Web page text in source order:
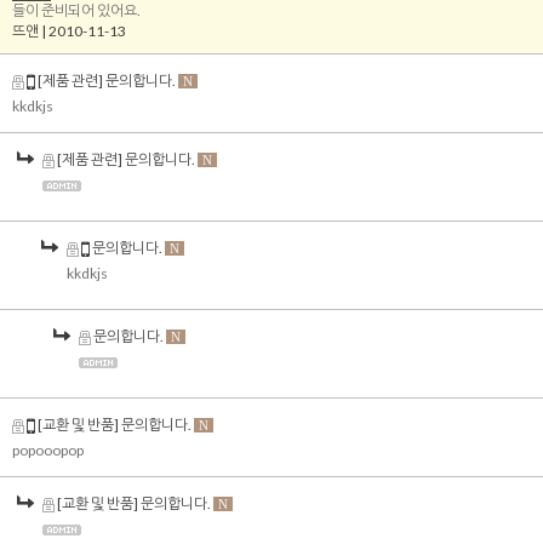
들이 준비되어 있어요.
뜨앤 | 2010-11-13
[제품 관련] 문의합니다. N
kkdkjs
[제품 관련] 문의합니다. N
문의합니다. N
kkdkjs
문의합니다. N
[교환 및 반품] 문의합니다. N
popooopop
[교환 및 반품] 문의합니다. N